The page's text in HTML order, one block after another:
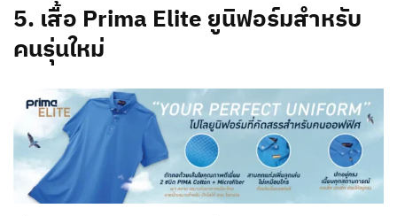
5. เสื้อ Prima Elite ยูนิฟอร์มสำหรับ
คนรุ่นใหม่